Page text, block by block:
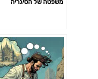
משפטה של הסיגריה